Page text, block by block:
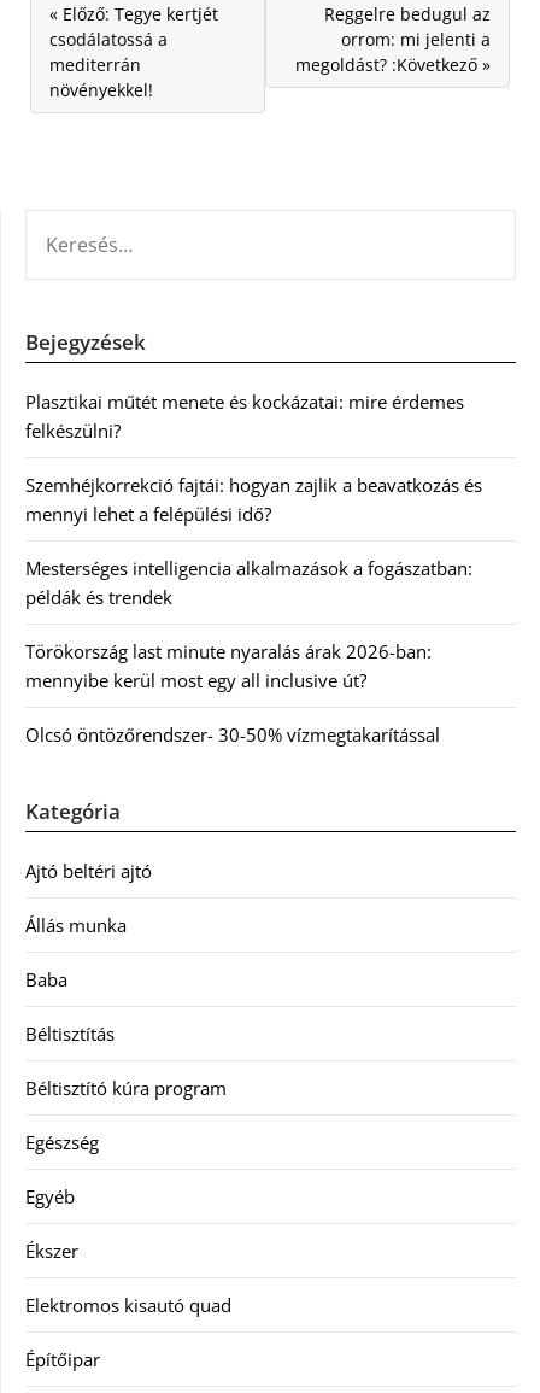
« Előző: Tegye kertjét
csodálatossá a
mediterrán
növényekkel!
Reggelre bedugul az
orrom: mi jelenti a
megoldást? :Következő »
Bejegyzések
Plasztikai műtét menete és kockázatai: mire érdemes
felkészülni?
Szemhéjkorrekció fajtái: hogyan zajlik a beavatkozás és
mennyi lehet a felépülési idő?
Mesterséges intelligencia alkalmazások a fogászatban:
példák és trendek
Törökország last minute nyaralás árak 2026-ban:
mennyibe kerül most egy all inclusive út?
Olcsó öntözőrendszer- 30-50% vízmegtakarítással
Kategória
Ajtó beltéri ajtó
Állás munka
Baba
Béltisztítás
Béltisztító kúra program
Egészség
Egyéb
Ékszer
Elektromos kisautó quad
Építőipar